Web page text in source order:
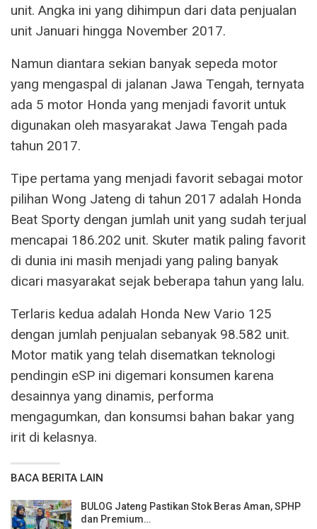
unit. Angka ini yang dihimpun dari data penjualan
unit Januari hingga November 2017.
Namun diantara sekian banyak sepeda motor
yang mengaspal di jalanan Jawa Tengah, ternyata
ada 5 motor Honda yang menjadi favorit untuk
digunakan oleh masyarakat Jawa Tengah pada
tahun 2017.
Tipe pertama yang menjadi favorit sebagai motor
pilihan Wong Jateng di tahun 2017 adalah Honda
Beat Sporty dengan jumlah unit yang sudah terjual
mencapai 186.202 unit. Skuter matik paling favorit
di dunia ini masih menjadi yang paling banyak
dicari masyarakat sejak beberapa tahun yang lalu.
Terlaris kedua adalah Honda New Vario 125
dengan jumlah penjualan sebanyak 98.582 unit.
Motor matik yang telah disematkan teknologi
pendingin eSP ini digemari konsumen karena
desainnya yang dinamis, performa
mengagumkan, dan konsumsi bahan bakar yang
irit di kelasnya.
BACA BERITA LAIN
BULOG Jateng Pastikan Stok Beras Aman, SPHP
dan Premium…